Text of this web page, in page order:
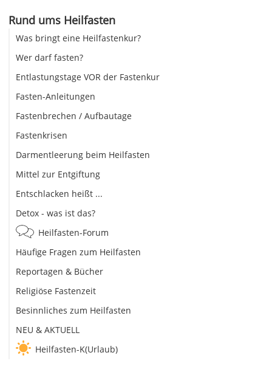
Rund ums Heilfasten
Was bringt eine Heilfastenkur?
Wer darf fasten?
Entlastungstage VOR der Fastenkur
Fasten-Anleitungen
Fastenbrechen / Aufbautage
Fastenkrisen
Darmentleerung beim Heilfasten
Mittel zur Entgiftung
Entschlacken heißt ...
Detox - was ist das?
Heilfasten-Forum
Häufige Fragen zum Heilfasten
Reportagen & Bücher
Religiöse Fastenzeit
Besinnliches zum Heilfasten
NEU & AKTUELL
Heilfasten-K(Urlaub)